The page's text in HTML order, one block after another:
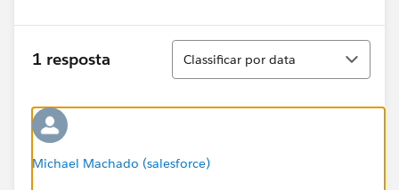
1 resposta
Classificar
Classificar por data
Michael Machado (salesforce)